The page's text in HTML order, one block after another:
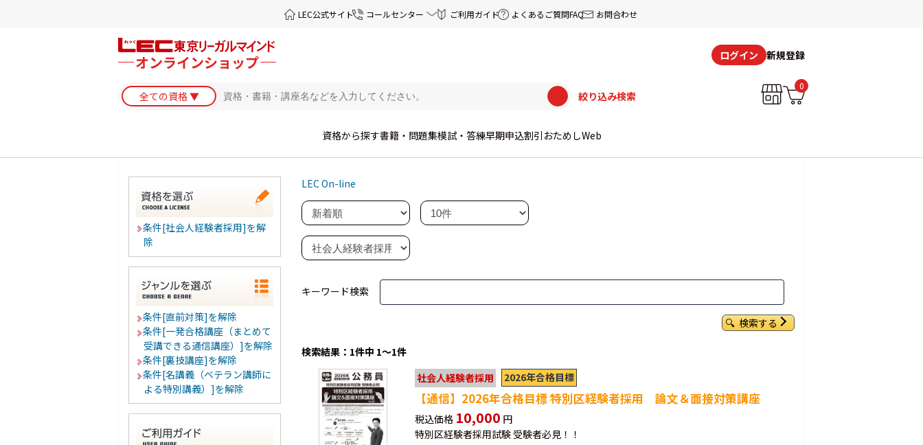
LEC公式サイト コールセンター ご利用ガイド よくあるご質問FAQ お問合わせ
ログイン 新規登録
絞り込み検索
0
資格から探す書籍・問題集模試・答練早期申込割引 おためしWeb
条件[社会人経験者採用]を解
除
条件[直前対策]を解除
条件[一発合格講座（まとめて
受講できる通信講座）]を解除
条件[裏技講座]を解除
条件[名講義（ベテラン講師に
よる特別講義）]を解除
LEC On-line
キーワード検索
検索する
検索結果：1件中 1～1件
社会人経験者採用 2026年合格目標
【通信】2026年合格目標 特別区経験者採用 論文＆面接対策講座
税込価格 10,000 円
特別区経験者採用試験 受験者必見！！